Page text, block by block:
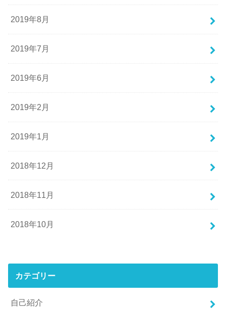
2019年8月
2019年7月
2019年6月
2019年2月
2019年1月
2018年12月
2018年11月
2018年10月
カテゴリー
自己紹介